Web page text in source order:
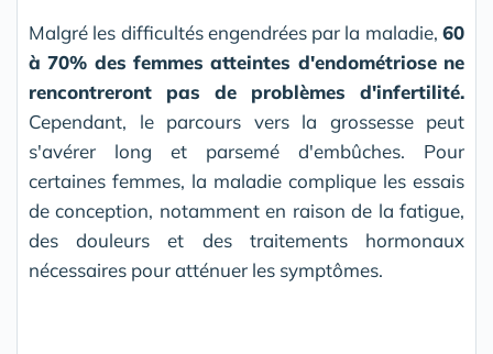
Malgré les difficultés engendrées par la maladie, 60
à 70% des femmes atteintes d'endométriose ne
rencontreront pas de problèmes d'infertilité.
Cependant, le parcours vers la grossesse peut
s'avérer long et parsemé d'embûches. Pour
certaines femmes, la maladie complique les essais
de conception, notamment en raison de la fatigue,
des douleurs et des traitements hormonaux
nécessaires pour atténuer les symptômes.